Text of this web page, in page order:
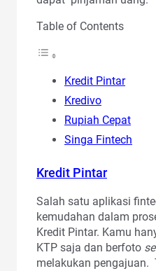
Table of Contents
Kredit Pintar
Kredivo
Rupiah Cepat
Singa Fintech
Kredit Pintar
Salah satu aplikasi
kemudahan dalam
Kredit Pintar. Kamu
KTP saja dan berfoto
melakukan pengajuan.